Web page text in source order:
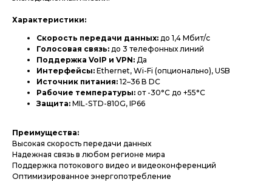
Характеристики:
Скорость передачи данных: до 1,4 Мбит/с
Голосовая связь: до 3 телефонных линий
Поддержка VoIP и VPN: Да
Интерфейсы: Ethernet, Wi-Fi (опционально), USB
Источник питания: 12–36 В DC
Рабочие температуры: от -30°C до +55°C
Защита: MIL-STD-810G, IP66
Преимущества:
Высокая скорость передачи данных
Надежная связь в любом регионе мира
Поддержка потокового видео и видеоконференций
Оптимизированное энергопотребление